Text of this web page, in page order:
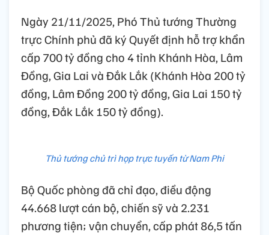
Ngày 21/11/2025, Phó Thủ tướng Thường
trực Chính phủ đã ký Quyết định hỗ trợ khẩn
cấp 700 tỷ đồng cho 4 tỉnh Khánh Hòa, Lâm
Đồng, Gia Lai và Đắk Lắk (Khánh Hòa 200 tỷ
đồng, Lâm Đồng 200 tỷ đồng, Gia Lai 150 tỷ
đồng, Đắk Lắk 150 tỷ đồng).
Thủ tướng chủ trì họp trực tuyến từ Nam Phi
Bộ Quốc phòng đã chỉ đạo, điều động
44.668 lượt cán bộ, chiến sỹ và 2.231
phương tiện; vận chuyển, cấp phát 86,5 tấn